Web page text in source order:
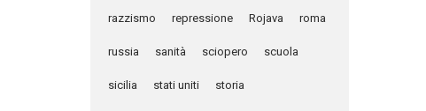
razzismo repressione Rojava roma
russia sanità sciopero scuola
sicilia stati uniti storia